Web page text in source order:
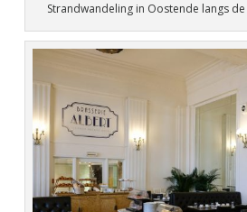
Strandwandeling in Oostende langs